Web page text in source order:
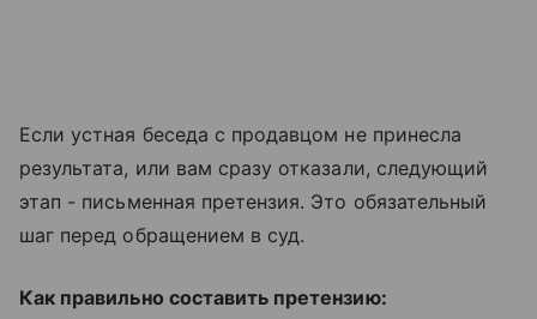
Если устная беседа с продавцом не принесла
результата, или вам сразу отказали, следующий
этап - письменная претензия. Это обязательный
шаг перед обращением в суд.
Как правильно составить претензию: